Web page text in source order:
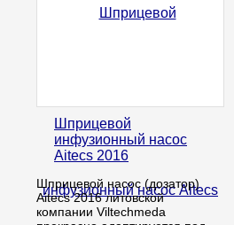
Шприцевой
инфузионный насос
Aitecs 2016
Шприцевой насос (дозатор)
Aitecs 2016 литовской
компании Viltechmeda